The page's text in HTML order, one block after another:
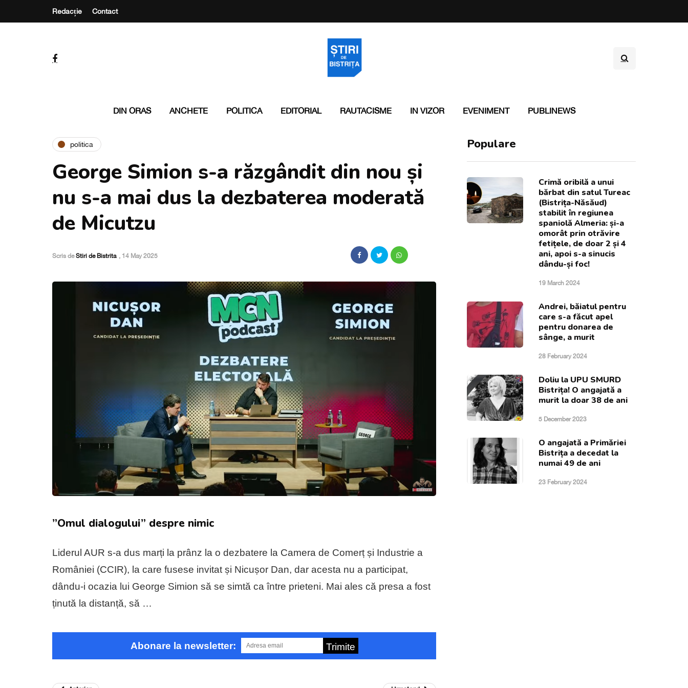
Redacție Contact
DIN ORAS ANCHETE POLITICA EDITORIAL RAUTACISME IN VIZOR EVENIMENT PUBLINEWS
politica
George Simion s-a răzgândit din nou și
nu s-a mai dus la dezbaterea moderată
de Micutzu
Scris deStiri de Bistrita , 14 May 2025
”Omul dialogului” despre nimic
Liderul AUR s-a dus marți la prânz la o dezbatere la Camera de Comerț și Industrie a
României (CCIR), la care fusese invitat și Nicușor Dan, dar acesta nu a participat,
dându-i ocazia lui George Simion să se simtă ca între prieteni. Mai ales că presa a fost
ținută la distanță, să …
Abonare la newsletter: Trimite
Populare
Crimă oribilă a unui
bărbat din satul Tureac
(Bistrița-Năsăud)
stabilit în regiunea
spaniolă Almeria: și-a
omorât prin otrăvire
fetițele, de doar 2 și 4
ani, apoi s-a sinucis
dându-și foc!
19 March 2024
Andrei, băiatul pentru
care s-a făcut apel
pentru donarea de
sânge, a murit
28 February 2024
Doliu la UPU SMURD
Bistrița! O angajată a
murit la doar 38 de ani
5 December 2023
O angajată a Primăriei
Bistrița a decedat la
numai 49 de ani
23 February 2024